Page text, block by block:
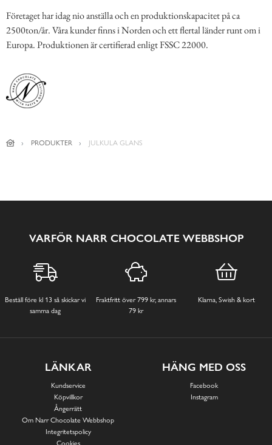
Företaget har idag nio anställa och en produktionskapacitet på ca
2500ton/år. Våra kunder finns i Norden och ett flertal länder runt om i
Europa. Produktionen är certifierad enligt FSSC 22000.
PRODUKTER JULKULA GLANS
VARFÖR NARR CHOCOLATE WEBBSHOP
Beställ före kl 13 så skickar vi
samma dag
Fraktfritt över 799 kr, annars
79 kr
Klarna, Swish & kort
LÄNKAR
Kundservice
Köpvillkor
Ångerrätt
Om Narr Chocolate Webbshop
Integritetspolicy
Cookies
HÄNG MED OSS
Facebook
Instagram